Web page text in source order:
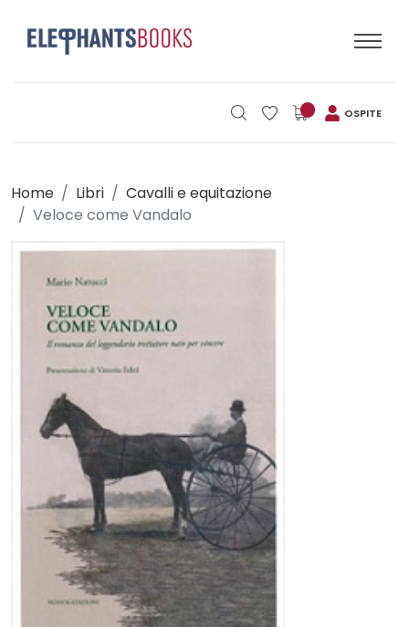
OSPITE
Home Libri
Cavalli e equitazione
Veloce come Vandalo